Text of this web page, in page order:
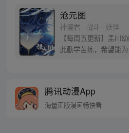
沧元图
神漫君 · 战斗 · 妖怪
【每周五更新】孟川
此勤学苦练，希望能
漫任重道远……
腾讯动漫App
海量正版漫画畅快看